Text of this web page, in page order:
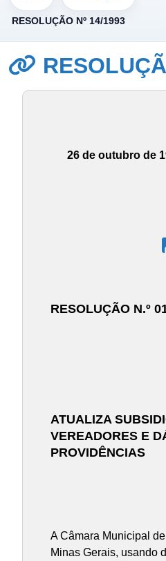
RESOLUÇÃO Nº 14/1993
26 de outubro de
RESOLUÇÃO N.º
ATUALIZA
VEREADORES E
PROVIDÊNCIAS
A Câmara Municipal
Minas Gerais, usando